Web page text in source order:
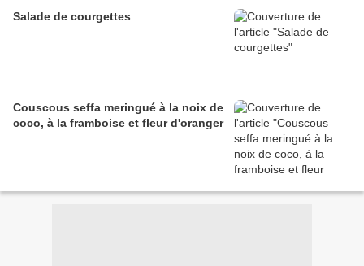
Salade de courgettes
Couscous seffa meringué à la noix de
coco, à la framboise et fleur d'oranger